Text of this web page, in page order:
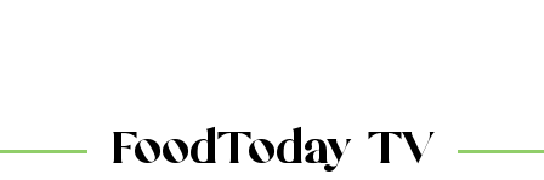
FoodToday TV